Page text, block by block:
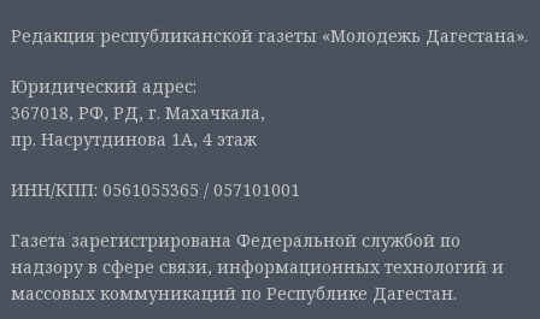
Редакция республиканской газеты «Молодежь Дагестана».
Юридический адрес:
367018, РФ, РД, г. Махачкала,
пр. Насрутдинова 1А, 4 этаж
ИНН/КПП: 0561055365 / 057101001
Газета зарегистрирована Федеральной службой по
надзору в сфере связи, информационных технологий и
массовых коммуникаций по Республике Дагестан.